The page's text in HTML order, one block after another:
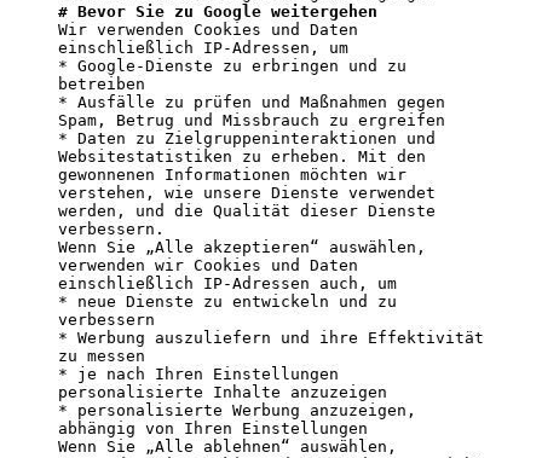
# Bevor Sie zu Google weitergehen
Wir verwenden Cookies und Daten
einschließlich IP-Adressen, um
* Google-Dienste zu erbringen und zu
betreiben
* Ausfälle zu prüfen und Maßnahmen gegen
Spam, Betrug und Missbrauch zu ergreifen
* Daten zu Zielgruppeninteraktionen und
Websitestatistiken zu erheben. Mit den
gewonnenen Informationen möchten wir
verstehen, wie unsere Dienste verwendet
werden, und die Qualität dieser Dienste
verbessern.
Wenn Sie „Alle akzeptieren“ auswählen,
verwenden wir Cookies und Daten
einschließlich IP-Adressen auch, um
* neue Dienste zu entwickeln und zu
verbessern
* Werbung auszuliefern und ihre Effektivität
zu messen
* je nach Ihren Einstellungen
personalisierte Inhalte anzuzeigen
* personalisierte Werbung anzuzeigen,
abhängig von Ihren Einstellungen
Wenn Sie „Alle ablehnen“ auswählen,